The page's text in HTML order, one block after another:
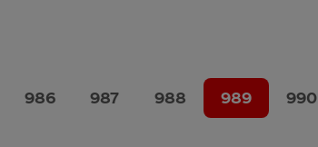
986 987 988 989 990